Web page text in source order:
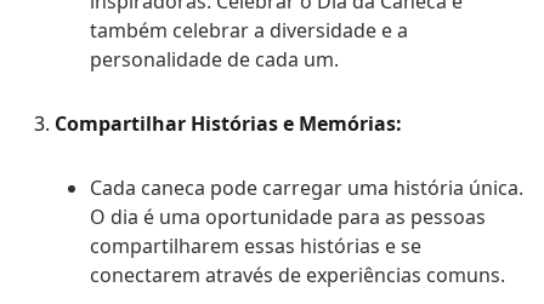
também celebrar a diversidade e a
personalidade de cada um.
Compartilhar Histórias e Memórias:
Cada caneca pode carregar uma história única.
O dia é uma oportunidade para as pessoas
compartilharem essas histórias e se
conectarem através de experiências comuns.